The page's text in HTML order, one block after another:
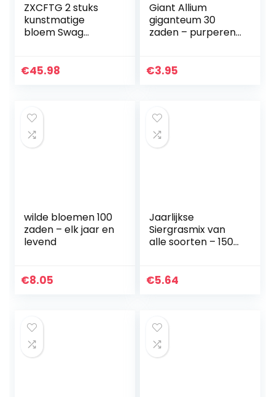
ZXCFTG 2 stuks
kunstmatige
bloem Swag
decoratieve swags
€45.98
Giant Allium
giganteum 30
zaden – purperen
plant
€3.95
wilde bloemen 100
zaden – elk jaar en
levend
€8.05
Jaarlijkse
Siergrasmix van
alle soorten – 1500
€5.64